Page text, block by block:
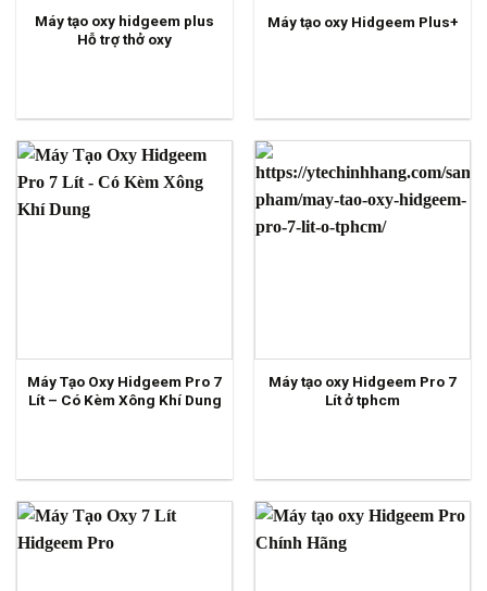
Máy tạo oxy hidgeem plus
Hỗ trợ thở oxy
Máy tạo oxy Hidgeem Plus+
Máy Tạo Oxy Hidgeem Pro 7
Lít – Có Kèm Xông Khí Dung
Máy tạo oxy Hidgeem Pro 7
Lít ở tphcm